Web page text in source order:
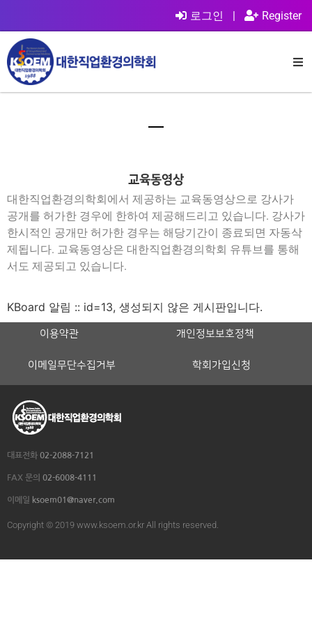
로그인 | Register
교육동영상
대한직업환경의학회에서 제공하는 교육동영상으로 강사가
공개를 허가한 경우에 한하여 제공해드리고 있습니다. 강사가
한시적인 공개만 허가한 경우는 해당기간이 종료되면 자동삭
제됩니다. 교육동영상은 대한직업환경의학회 유튜브를 통해
서도 제공되고 있습니다.
KBoard 알림 :: id=13, 생성되지 않은 게시판입니다.
이용약관 개인정보보호정책
이메일무단수집거부 학회가입신청
대표전화 02-2088-7121
FAX 문의 02-6008-4111
이메일 ksoem01@naver.com
Copyright © 2019 www.ksoem.or.kr All rights reserved.